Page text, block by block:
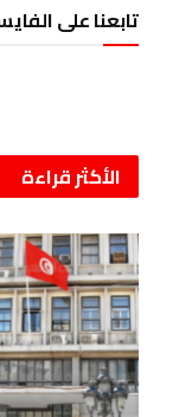
تابعنا على
الأكثر قراءة